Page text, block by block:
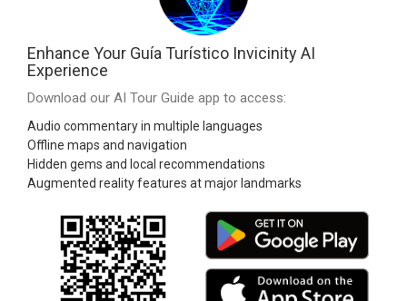
Enhance Your Guía Turístico Invicinity AI
Experience
Download our AI Tour Guide app to access:
Audio commentary in multiple languages
Offline maps and navigation
Hidden gems and local recommendations
Augmented reality features at major landmarks